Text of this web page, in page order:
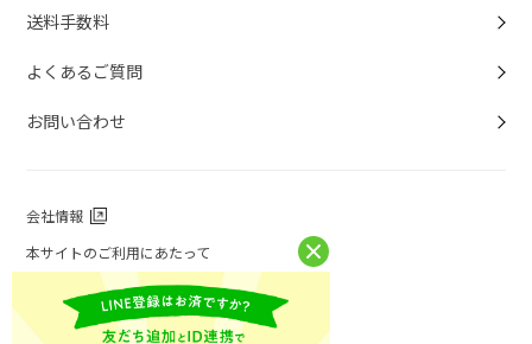
送料手数料
よくあるご質問
お問い合わせ
会社情報
本サイトのご利用にあたって
個人情報保護方針
個人情報取扱について